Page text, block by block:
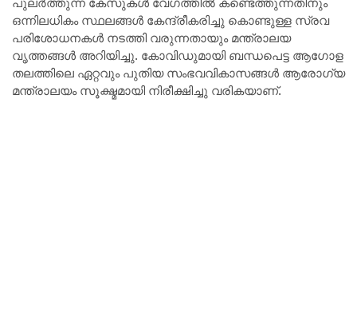
ഒന്നിലധികം സ്ഥലങ്ങൾ കേന്ദ്രീകരിച്ചു കൊണ്ടുള്ള സ്രവ
പരിശോധനകൾ നടത്തി വരുന്നതായും മന്ത്രാലയ
വൃത്തങ്ങൾ അറിയിച്ചു. കോവിഡുമായി ബന്ധപെട്ട ആഗോള
തലത്തിലെ ഏറ്റവും പുതിയ സംഭവവികാസങ്ങൾ ആരോഗ്യ
മന്ത്രാലയം സൂക്ഷ്മമായി നിരീക്ഷിച്ചു വരികയാണ്.